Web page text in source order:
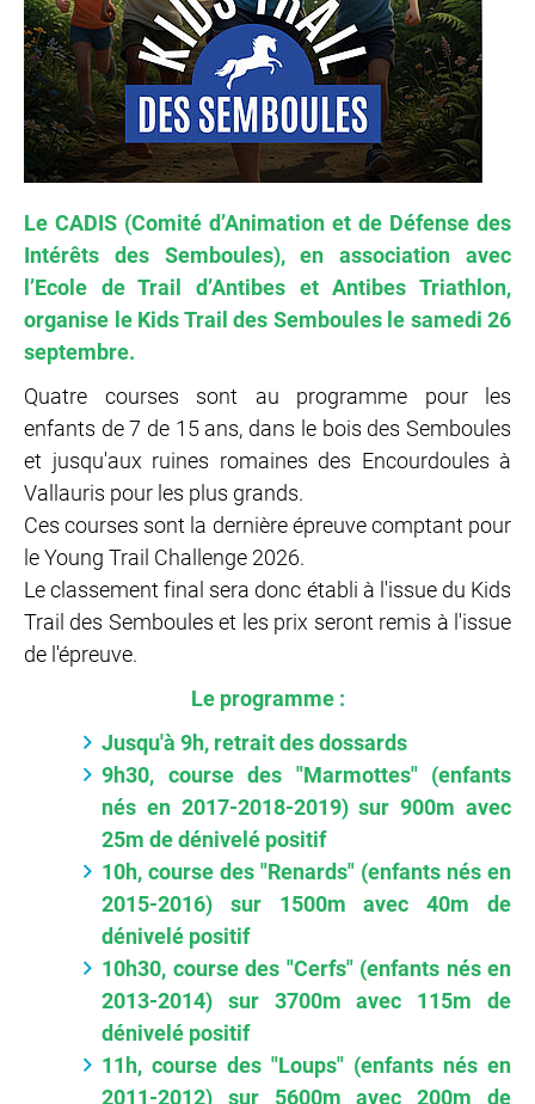
Le CADIS (Comité d’Animation et de Défense des
Intérêts des Semboules), en association avec
l’Ecole de Trail d’Antibes et Antibes Triathlon,
organise le Kids Trail des Semboules le samedi 26
septembre.
Quatre courses sont au programme pour les
enfants de 7 de 15 ans, dans le bois des Semboules
et jusqu'aux ruines romaines des Encourdoules à
Vallauris pour les plus grands.
Ces courses sont la dernière épreuve comptant pour
le Young Trail Challenge 2026.
Le classement final sera donc établi à l'issue du Kids
Trail des Semboules et les prix seront remis à l'issue
de l'épreuve.
Le programme :
Jusqu'à 9h, retrait des dossards
9h30, course des "Marmottes" (enfants
nés en 2017-2018-2019) sur 900m avec
25m de dénivelé positif
10h, course des "Renards" (enfants nés en
2015-2016) sur 1500m avec 40m de
dénivelé positif
10h30, course des "Cerfs" (enfants nés en
2013-2014) sur 3700m avec 115m de
dénivelé positif
11h, course des "Loups" (enfants nés en
2011-2012) sur 5600m avec 200m de